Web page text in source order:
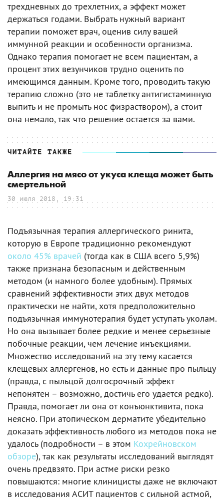
трехдневных до трехлетних, а эффект может
держаться годами. Выбрать нужный вариант
терапии поможет врач, оценив силу вашей
иммунной реакции и особенности организма.
Однако терапия помогает не всем пациентам, а
процент этих везунчиков трудно оценить по
имеющимся данным. Кроме того, проводить такую
терапию сложно (это не таблетку антигистаминную
выпить и не промыть нос физраствором), а стоит
она немало, так что решение остается за вами.
ЧИТАЙТЕ ТАКЖЕ
Аллергия на мясо от укуса клеща может быть
смертельной
30 июля 2018, 19:31
Подъязычная терапия аллергического ринита,
которую в Европе традиционно рекомендуют
около 45% врачей (тогда как в США всего 5,9%)
также признана безопасным и действенным
методом (и намного более удобным). Прямых
сравнений эффективности этих двух методов
практически не найти, хотя предположительно
подъязычная иммунотерапия будет уступать уколам.
Но она вызывает более редкие и менее серьезные
побочные реакции, чем лечение инъекциями.
Множество исследований на эту тему касается
клещевых аллергенов, но есть и данные про пыльцу
(правда, с пыльцой долгосрочный эффект
непонятен – возможно, достичь его удается редко).
Правда, помогает ли она от конъюнктивита, пока
неясно. При атопическом дерматите убедительно
доказать эффективность любого из методов пока не
удалось (подробности – в этом Кохрейновском
обзоре), так как результаты исследований выглядят
очень предвзято. При астме риски резко
повышаются: многие клиницисты даже не включают
в исследования АСИТ пациентов с сильной астмой,